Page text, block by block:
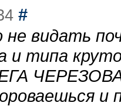
#
не видать
и типа